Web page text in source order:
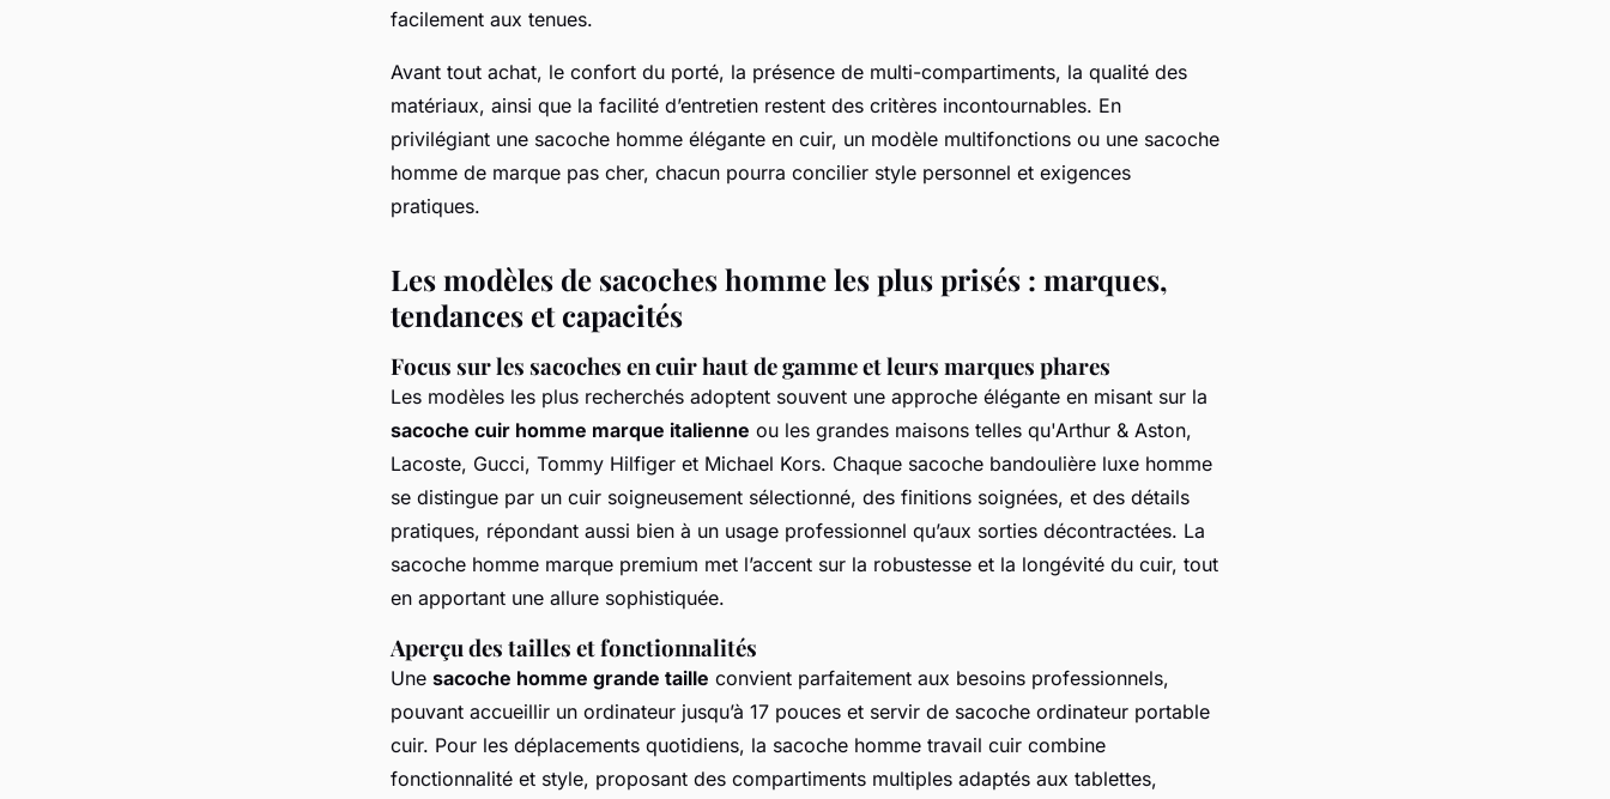
facilement aux tenues.
Avant tout achat, le confort du porté, la présence de multi-compartiments, la qualité des
matériaux, ainsi que la facilité d’entretien restent des critères incontournables. En
privilégiant une sacoche homme élégante en cuir, un modèle multifonctions ou une sacoche
homme de marque pas cher, chacun pourra concilier style personnel et exigences
pratiques.
Les modèles de sacoches homme les plus prisés : marques,
tendances et capacités
Focus sur les sacoches en cuir haut de gamme et leurs marques phares
Les modèles les plus recherchés adoptent souvent une approche élégante en misant sur la
sacoche cuir homme marque italienne ou les grandes maisons telles qu'Arthur & Aston,
Lacoste, Gucci, Tommy Hilfiger et Michael Kors. Chaque sacoche bandoulière luxe homme
se distingue par un cuir soigneusement sélectionné, des finitions soignées, et des détails
pratiques, répondant aussi bien à un usage professionnel qu’aux sorties décontractées. La
sacoche homme marque premium met l’accent sur la robustesse et la longévité du cuir, tout
en apportant une allure sophistiquée.
Aperçu des tailles et fonctionnalités
Une sacoche homme grande taille convient parfaitement aux besoins professionnels,
pouvant accueillir un ordinateur jusqu’à 17 pouces et servir de sacoche ordinateur portable
cuir. Pour les déplacements quotidiens, la sacoche homme travail cuir combine
fonctionnalité et style, proposant des compartiments multiples adaptés aux tablettes,